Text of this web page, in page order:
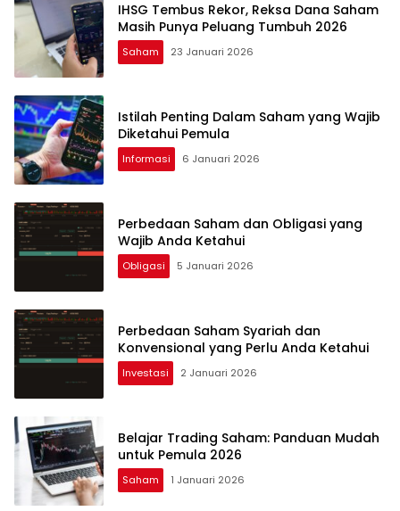
IHSG Tembus Rekor, Reksa Dana Saham
Masih Punya Peluang Tumbuh 2026
Saham 23 Januari 2026
Istilah Penting Dalam Saham yang Wajib
Diketahui Pemula
Informasi 6 Januari 2026
Perbedaan Saham dan Obligasi yang
Wajib Anda Ketahui
Obligasi 5 Januari 2026
Perbedaan Saham Syariah dan
Konvensional yang Perlu Anda Ketahui
Investasi 2 Januari 2026
Belajar Trading Saham: Panduan Mudah
untuk Pemula 2026
Saham 1 Januari 2026